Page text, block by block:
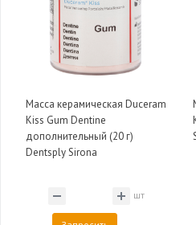
Масса керамическая Duceram
Kiss Gum Dentine
дополнительный (20 г)
Dentsply Sirona
шт